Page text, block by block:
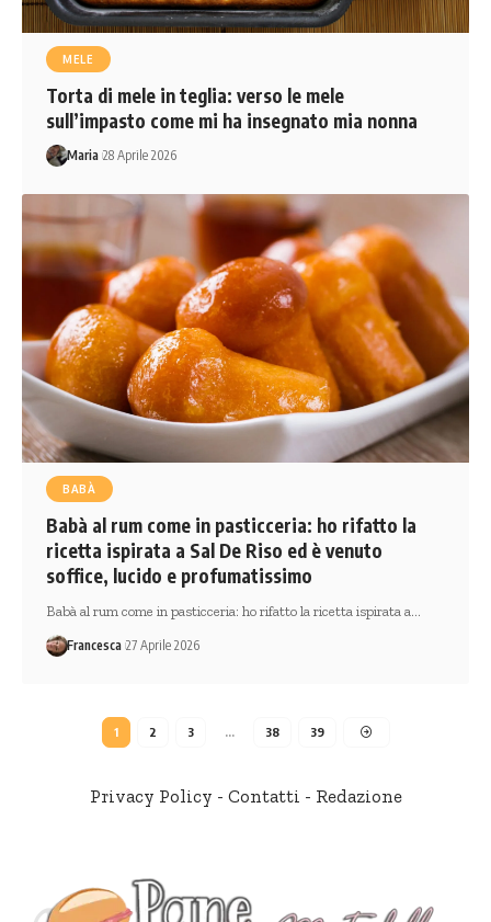
MELE
Torta di mele in teglia: verso le mele
sull’impasto come mi ha insegnato mia nonna
Maria 28 Aprile 2026
BABÀ
Babà al rum come in pasticceria: ho rifatto la
ricetta ispirata a Sal De Riso ed è venuto
soffice, lucido e profumatissimo
Babà al rum come in pasticceria: ho rifatto la ricetta ispirata a…
Francesca 27 Aprile 2026
1 2 3 … 38 39
Privacy Policy - Contatti - Redazione